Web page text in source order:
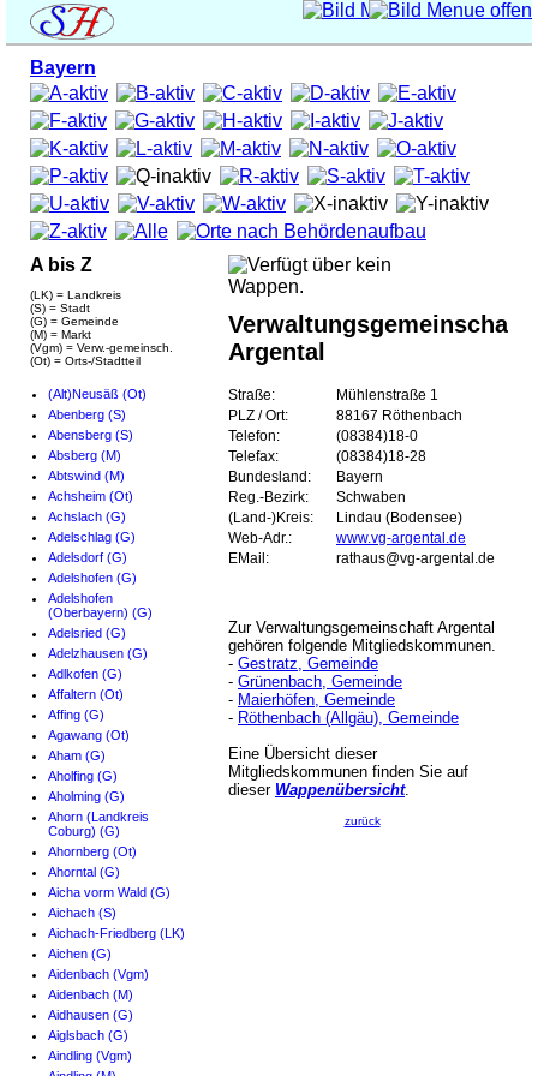
Bayern
A bis Z
(LK) = Landkreis
(S) = Stadt
(G) = Gemeinde
(M) = Markt
(Vgm) = Verw.-gemeinsch.
(Ot) = Orts-/Stadtteil
(Alt)Neusäß (Ot)
Abenberg (S)
Abensberg (S)
Absberg (M)
Abtswind (M)
Achsheim (Ot)
Achslach (G)
Adelschlag (G)
Adelsdorf (G)
Adelshofen (G)
Adelshofen
(Oberbayern) (G)
Adelsried (G)
Adelzhausen (G)
Adlkofen (G)
Affaltern (Ot)
Affing (G)
Agawang (Ot)
Aham (G)
Aholfing (G)
Aholming (G)
Ahorn (Landkreis
Coburg) (G)
Ahornberg (Ot)
Ahorntal (G)
Aicha vorm Wald (G)
Aichach (S)
Aichach-Friedberg (LK)
Aichen (G)
Aidenbach (Vgm)
Aidenbach (M)
Aidhausen (G)
Aiglsbach (G)
Aindling (Vgm)
Verwaltungsgemeinschaft
Argental
Straße:
Mühlenstraße 1
PLZ / Ort:
88167 Röthenbach
Telefon:
(08384)18-0
Telefax:
(08384)18-28
Bundesland:
Bayern
Reg.-Bezirk:
Schwaben
(Land-)Kreis:
Lindau (Bodensee)
Web-Adr.:
www.vg-argental.de
EMail:
rathaus@vg-argental.de
Zur Verwaltungsgemeinschaft Argental
gehören folgende Mitgliedskommunen.
- Gestratz, Gemeinde
- Grünenbach, Gemeinde
- Maierhöfen, Gemeinde
- Röthenbach (Allgäu), Gemeinde
Eine Übersicht dieser
Mitgliedskommunen finden Sie auf
dieser Wappenübersicht.
zurück